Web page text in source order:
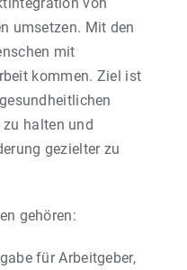
umsetzen. Mit den
mit
kommen. Ziel ist
halten und
gezielter zu
gehören:
für Arbeitgeber,